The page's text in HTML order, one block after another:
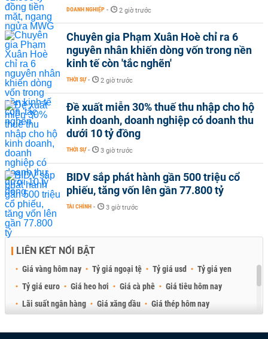
DOANH NGHIỆP - 2 giờ trước
Chuyên gia Phạm Xuân Hoè chỉ ra 6
nguyên nhân khiến dòng vốn trong nền
kinh tế còn 'tắc nghẽn'
THỜI SỰ - 2 giờ trước
Đề xuất miễn 30% thuế thu nhập cho hộ
kinh doanh, doanh nghiệp có doanh thu
dưới 10 tỷ đồng
THỜI SỰ - 3 giờ trước
BIDV sắp phát hành gần 500 triệu cổ
phiếu, tăng vốn lên gần 77.800 tỷ
TÀI CHÍNH - 3 giờ trước
LIÊN KẾT NỔI BẬT
Giá vàng hôm nay Tỷ giá ngoại tệ Tỷ giá usd
Tỷ giá yen
Tỷ giá euro
Giá heo hơi Giá cà phê
Giá tiêu hôm nay
Lãi suất ngân hàng
Giá xăng dầu
Giá thép hôm nay